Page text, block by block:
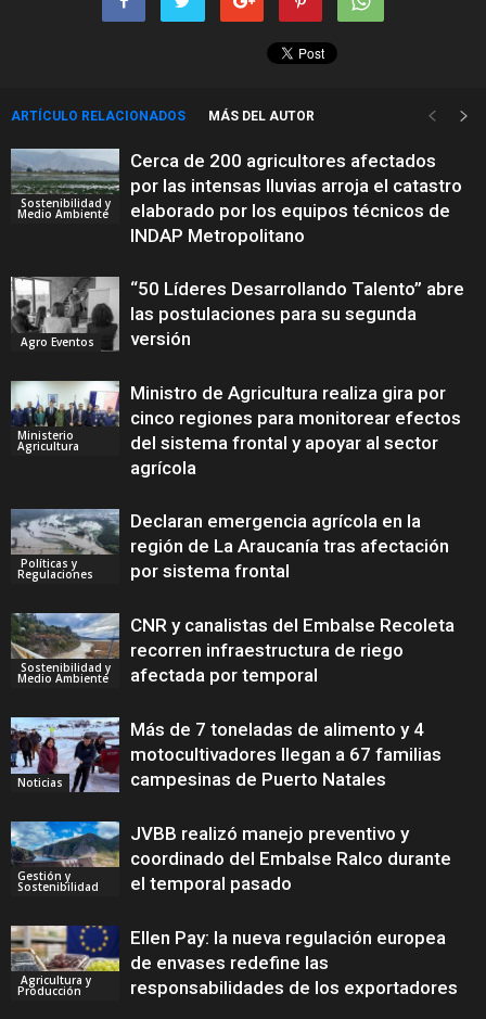
ARTÍCULO RELACIONADOS MÁS DEL AUTOR
Sostenibilidad y
Medio Ambiente
Cerca de 200 agricultores afectados
por las intensas lluvias arroja el catastro
elaborado por los equipos técnicos de
INDAP Metropolitano
Agro Eventos
“50 Líderes Desarrollando Talento” abre
las postulaciones para su segunda
versión
Ministerio
Agricultura
Ministro de Agricultura realiza gira por
cinco regiones para monitorear efectos
del sistema frontal y apoyar al sector
agrícola
Políticas y
Regulaciones
Declaran emergencia agrícola en la
región de La Araucanía tras afectación
por sistema frontal
Sostenibilidad y
Medio Ambiente
CNR y canalistas del Embalse Recoleta
recorren infraestructura de riego
afectada por temporal
Noticias
Más de 7 toneladas de alimento y 4
motocultivadores llegan a 67 familias
campesinas de Puerto Natales
Gestión y
Sostenibilidad
JVBB realizó manejo preventivo y
coordinado del Embalse Ralco durante
el temporal pasado
Agricultura y
Producción
Ellen Pay: la nueva regulación europea
de envases redefine las
responsabilidades de los exportadores